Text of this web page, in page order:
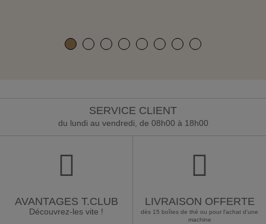
SERVICE CLIENT
du lundi au vendredi, de 08h00 à 18h00
AVANTAGES T.CLUB
Découvrez-les vite !
LIVRAISON OFFERTE
dès 15 boîtes de thé ou pour l'achat d'une
machine